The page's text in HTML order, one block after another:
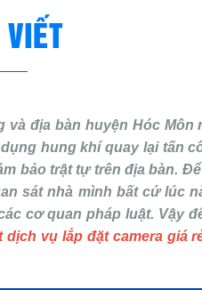
địa bàn huyện Hóc
hung khí quay lại tấn
bảo trật tự trên địa bàn.
sát nhà mình bất cứ lúc
cơ quan pháp luật. Vậy
dịch vụ lắp đặt camera giá